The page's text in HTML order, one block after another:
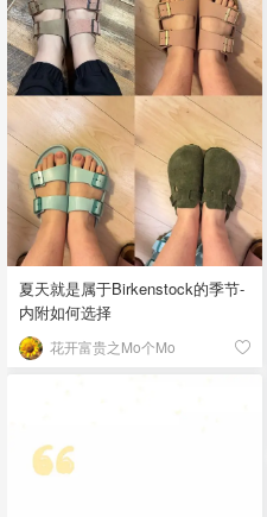
夏天就是属于Birkenstock的季节-
内附如何选择
花开富贵之Mo个Mo